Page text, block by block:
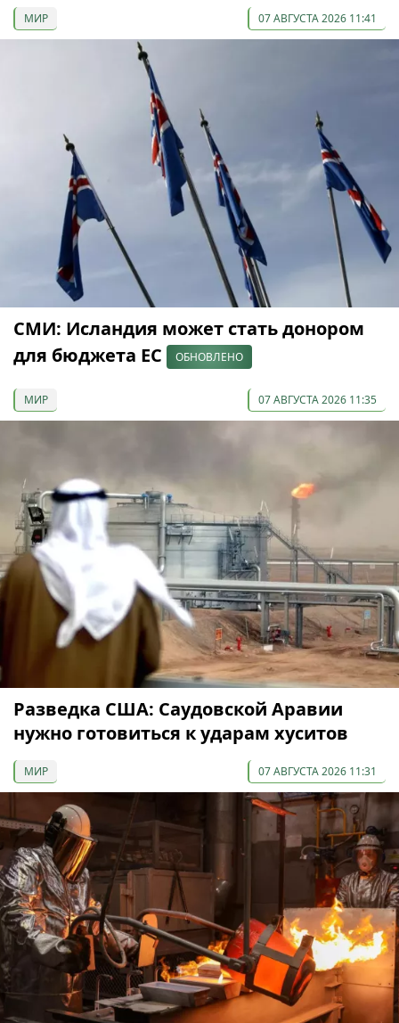
МИР 07 АВГУСТА 2026 11:41
СМИ: Исландия может стать донором
для бюджета ЕС
ОБНОВЛЕНО
МИР 07 АВГУСТА 2026 11:35
Разведка США: Саудовской Аравии
нужно готовиться к ударам хуситов
МИР 07 АВГУСТА 2026 11:31